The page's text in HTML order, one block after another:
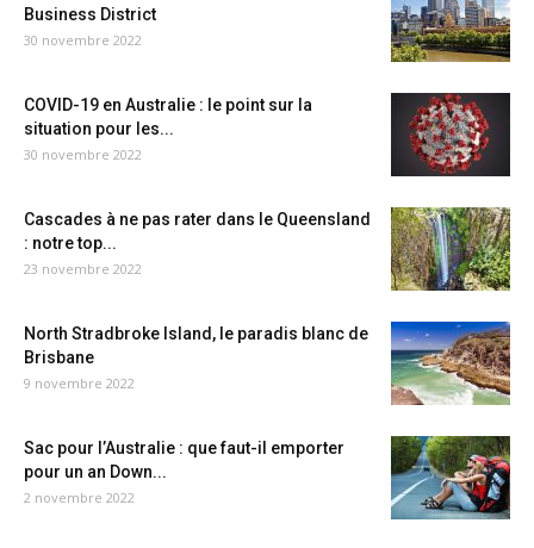
Business District
30 novembre 2022
COVID-19 en Australie : le point sur la
situation pour les...
30 novembre 2022
Cascades à ne pas rater dans le Queensland
: notre top...
23 novembre 2022
North Stradbroke Island, le paradis blanc de
Brisbane
9 novembre 2022
Sac pour l’Australie : que faut-il emporter
pour un an Down...
2 novembre 2022